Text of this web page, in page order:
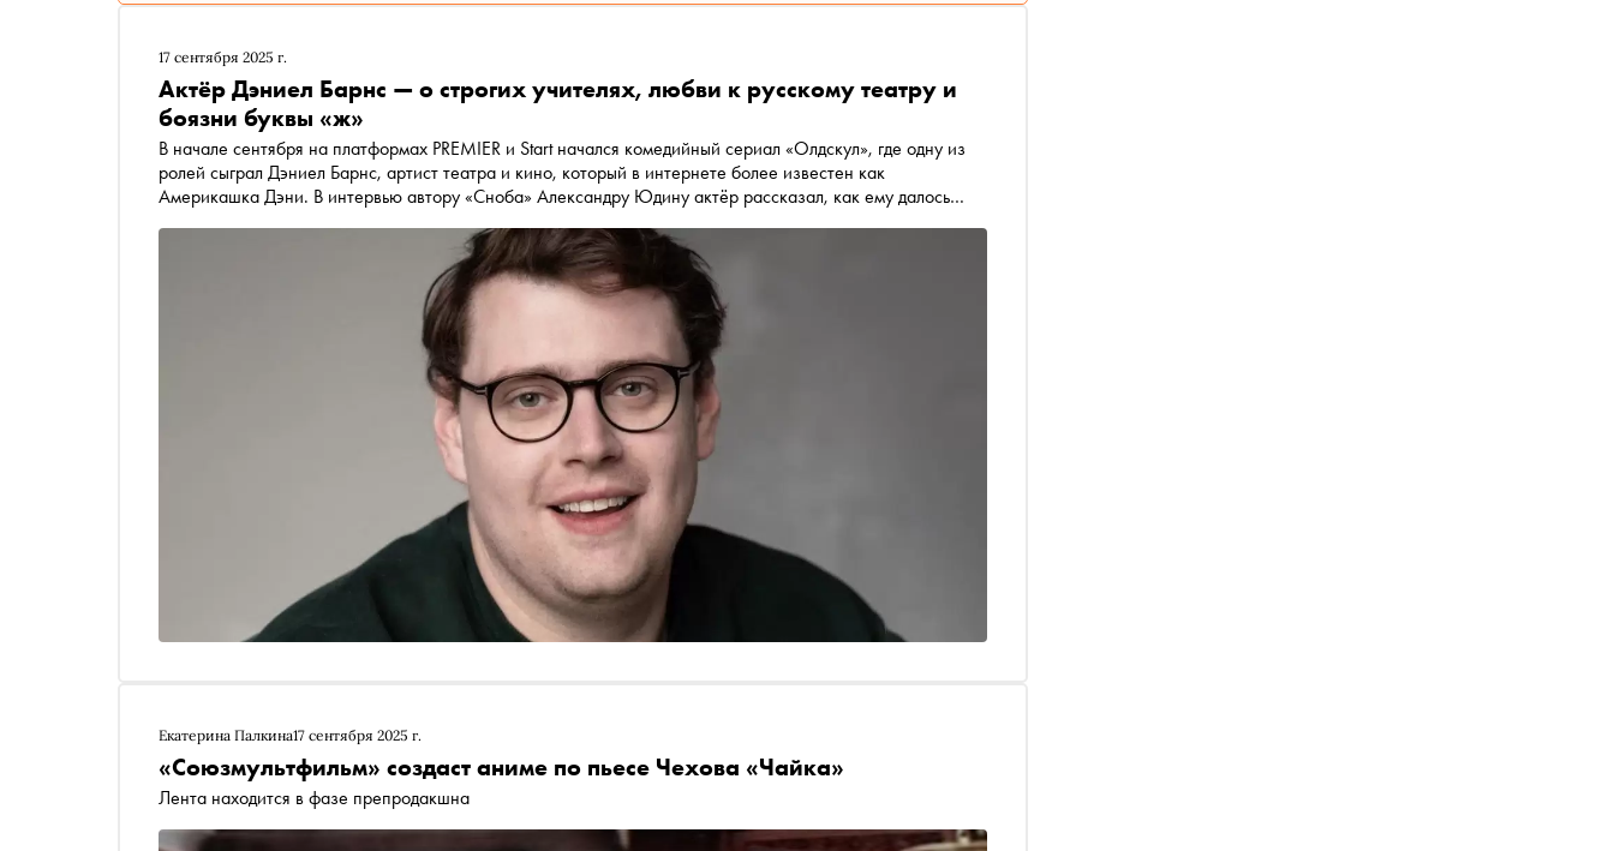
17 сентября 2025 г.
Актёр Дэниел Барнс — о строгих учителях, любви к русскому театру и
боязни буквы «ж»
В начале сентября на платформах PREMIER и Start начался комедийный сериал «Олдскул», где одну из
ролей сыграл Дэниел Барнс, артист театра и кино, который в интернете более известен как
Америкашка Дэни. В интервью автору «Сноба» Александру Юдину актёр рассказал, как ему далось
Екатерина Палкина17 сентября 2025 г.
«Союзмультфильм» создаст аниме по пьесе Чехова «Чайка»
Лента находится в фазе препродакшна